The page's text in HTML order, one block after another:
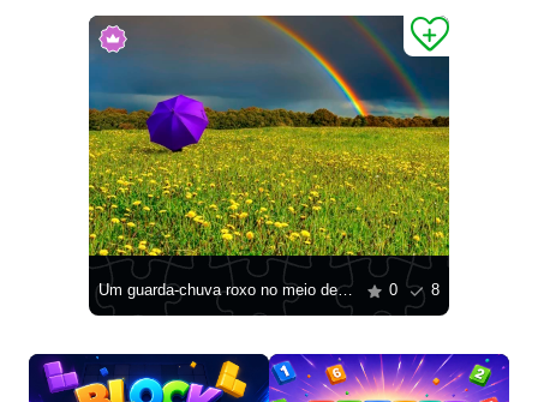
Um guarda-chuva roxo no meio de um campo 0 8